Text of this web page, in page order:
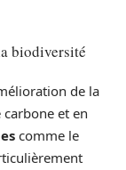
biodiversité
de la
et en
comme le